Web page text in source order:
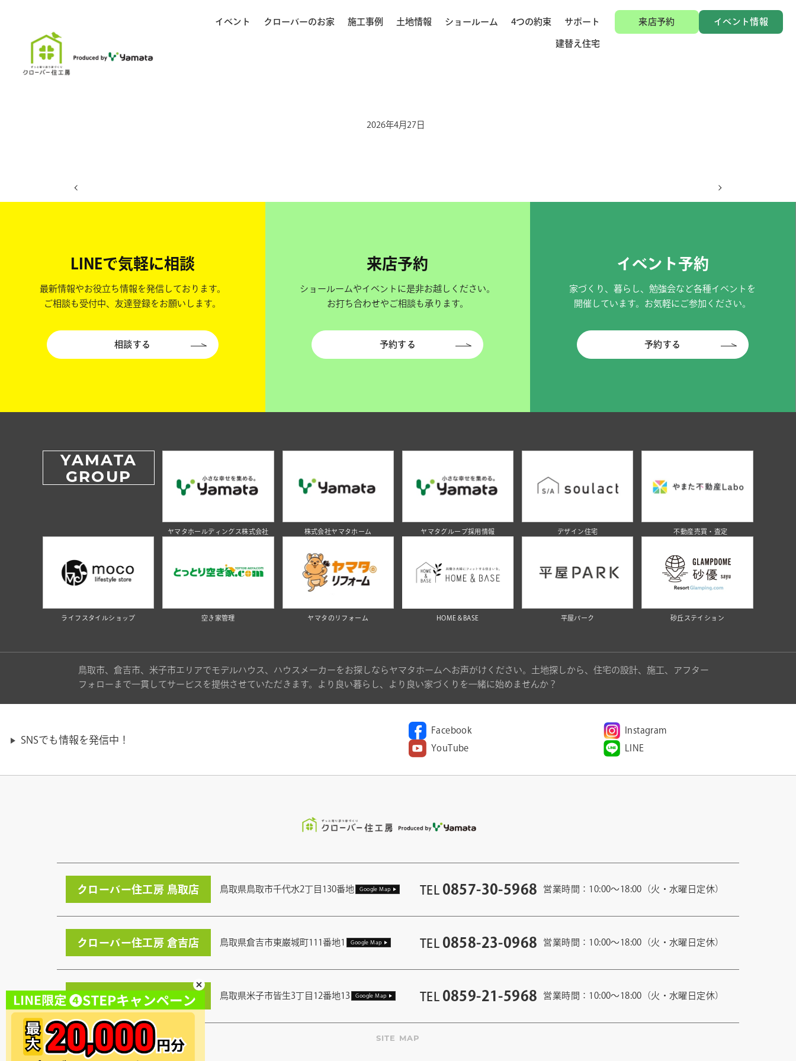
イベント クローバーのお家 施工事例 土地情報 ショールーム 4つの約束 サポート
建替え住宅
来店予約 イベント情報
ホーム イベント日程
2026年4月27日
LINEで気軽に相談
最新情報やお役立ち情報を発信しております。
ご相談も受付中、友達登録をお願いします。
相談する
来店予約
ショールームやイベントに是非お越しください。
お打ち合わせやご相談も承ります。
予約する
イベント予約
家づくり、暮らし、勉強会など各種イベントを
開催しています。お気軽にご参加ください。
予約する
YAMATA
GROUP
ヤマタホールディングス株式会社 株式会社ヤマタホーム ヤマタグループ採用情報 デザイン住宅 不動産売買・査定
ライフスタイルショップ 空き家管理 ヤマタのリフォーム HOME＆BASE 平屋パーク 砂丘ステイション
鳥取市、倉吉市、米子市エリアでモデルハウス、ハウスメーカーをお探しならヤマタホームへお声がけください。土地探しから、住宅の設計、施工、アフター
フォローまで一貫してサービスを提供させていただきます。より良い暮らし、より良い家づくりを一緒に始めませんか？
SNSでも情報を発信中！
Facebook
Instagram
YouTube
LINE
クローバー住工房 鳥取店 鳥取県鳥取市千代水2丁目130番地 Google Map TEL 0857-30-5968 営業時間：10:00〜18:00（火・水曜日定休）
クローバー住工房 倉吉店 鳥取県倉吉市東巌城町111番地1 Google Map TEL 0858-23-0968 営業時間：10:00〜18:00（火・水曜日定休）
クローバー住工房 米子店 鳥取県米子市皆生3丁目12番地13 Google Map TEL 0859-21-5968 営業時間：10:00〜18:00（火・水曜日定休）
SITE MAP